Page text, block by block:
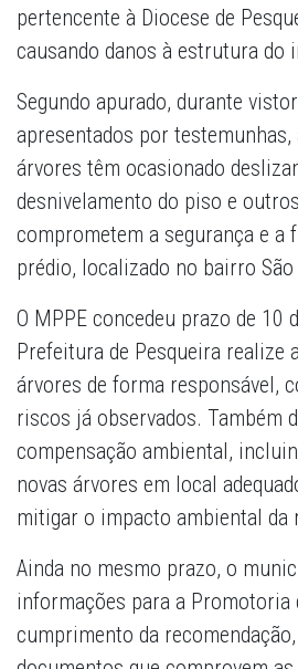
pertencente à Diocese de
causando danos à estrutura do
Segundo apurado, durante
apresentados por testemunhas,
árvores têm ocasionado
desnivelamento do piso e
comprometem a segurança e a
prédio, localizado no bairro São
O MPPE concedeu prazo de 10
Prefeitura de Pesqueira realize
árvores de forma responsável,
riscos já observados. Também
compensação ambiental,
novas árvores em local
mitigar o impacto ambiental da
Ainda no mesmo prazo, o
informações para a Promotoria
cumprimento da